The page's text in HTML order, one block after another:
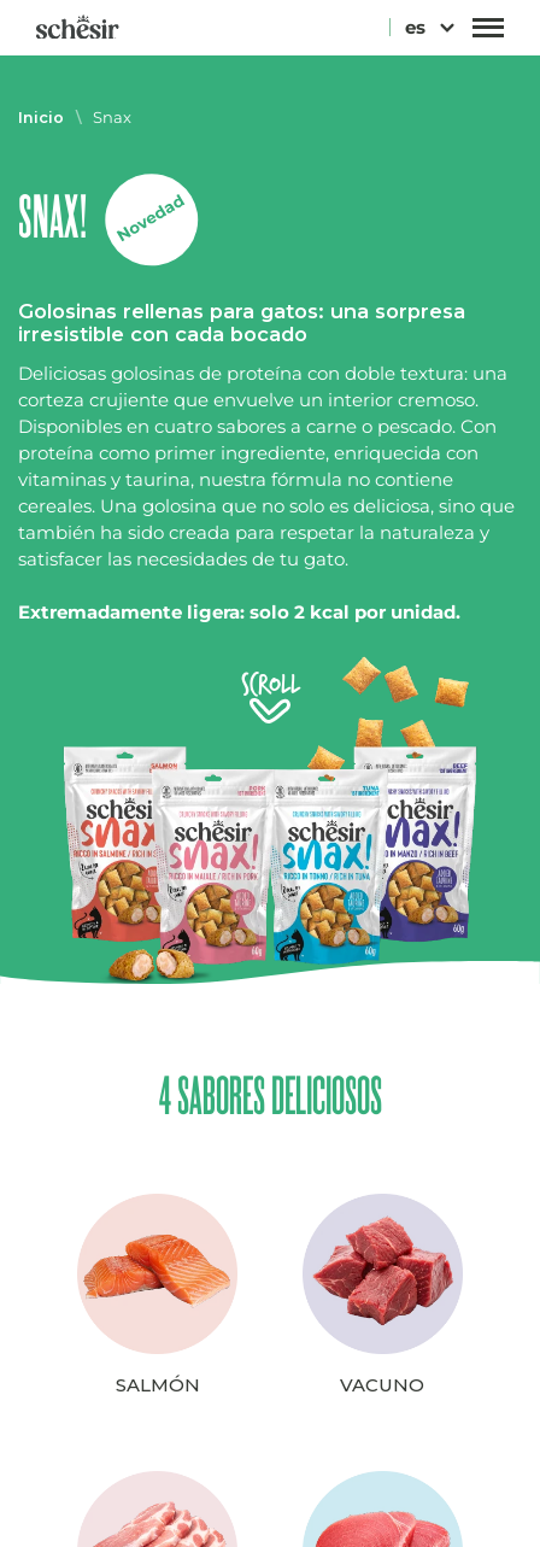
directamente
es
Inicio \ Snax
SNAX!
Golosinas rellenas para gatos: una sorpresa
irresistible con cada bocado
Deliciosas golosinas de proteína con doble textura: una
corteza crujiente que envuelve un interior cremoso.
Disponibles en cuatro sabores a carne o pescado. Con
proteína como primer ingrediente, enriquecida con
vitaminas y taurina, nuestra fórmula no contiene
cereales. Una golosina que no solo es deliciosa, sino que
también ha sido creada para respetar la naturaleza y
satisfacer las necesidades de tu gato.
Extremadamente ligera: solo 2 kcal por unidad.
Scroll
4 SABORES DELICIOSOS
SALMÓN VACUNO